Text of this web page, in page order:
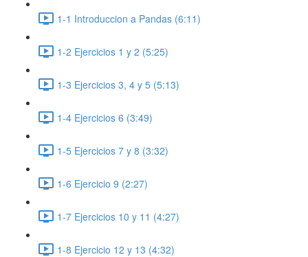
1-1 Introduccion a Pandas (6:11)
1-2 Ejercicios 1 y 2 (5:25)
1-3 Ejercicios 3, 4 y 5 (5:13)
1-4 Ejercicios 6 (3:49)
1-5 Ejercicios 7 y 8 (3:32)
1-6 Ejercicio 9 (2:27)
1-7 Ejercicios 10 y 11 (4:27)
1-8 Ejercicio 12 y 13 (4:32)